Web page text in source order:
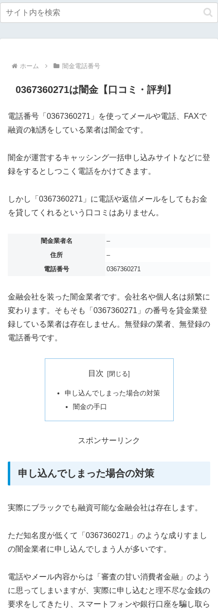
ホーム 闇金電話番号
0367360271は闇金【口コミ・評判】
電話番号「0367360271」を使ってメールや電話、FAXで
融資の勧誘をしている業者は闇金です。
闇金が運営するキャッシング一括申し込みサイトなどに登
録をするとしつこく電話をかけてきます。
しかし「0367360271」に電話や返信メールをしてもお金
を貸してくれるという口コミはありません。
闇金業者名
–
住所
–
電話番号
0367360271
金融会社を装った闇金業者です。会社名や個人名は頻繁に
変わります。そもそも「0367360271」の番号を貸金業登
録している業者は存在しません。無登録の業者、無登録の
電話番号です。
目次
申し込んでしまった場合の対策
闇金の手口
スポンサーリンク
申し込んでしまった場合の対策
実際にブラックでも融資可能な金融会社は存在します。
ただ知名度が低くて「0367360271」のような成りすまし
の闇金業者に申し込んでしまう人が多いです。
電話やメール内容からは「審査の甘い消費者金融」のよう
に思ってしまいますが、実際に申し込むと理不尽な金銭の
要求をしてきたり、スマートフォンや銀行口座を騙し取ら